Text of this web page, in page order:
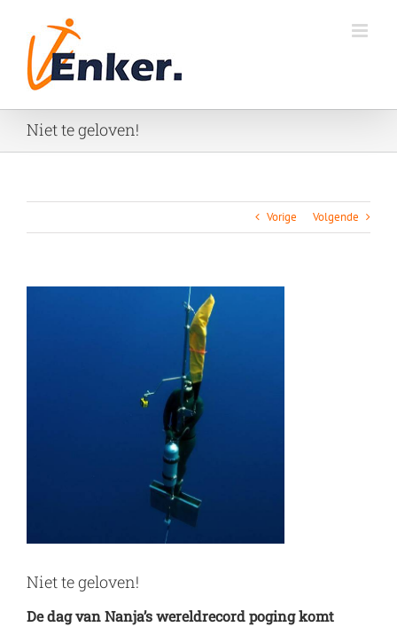
inhoud
Niet te geloven!
Vorige Volgende
Niet te geloven!
De dag van Nanja’s wereldrecord poging komt